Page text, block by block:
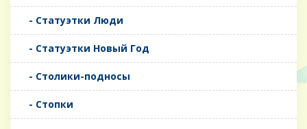
- Статуэтки Люди
- Статуэтки Новый Год
- Столики-подносы
- Стопки